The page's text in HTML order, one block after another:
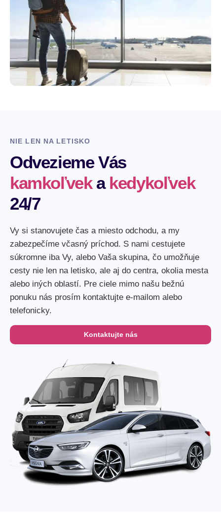
NIE LEN NA LETISKO
Odvezieme Vás
kamkoľveka kedykoľvek
24/7
Vy si stanovujete čas a miesto odchodu, a my
zabezpečíme včasný príchod. S nami cestujete
súkromne iba Vy, alebo Vaša skupina, čo umožňuje
cesty nie len na letisko, ale aj do centra, okolia mesta
alebo iných oblastí. Pre ciele mimo našu bežnú
ponuku nás prosím kontaktujte e-mailom alebo
telefonicky.
Kontaktujte nás